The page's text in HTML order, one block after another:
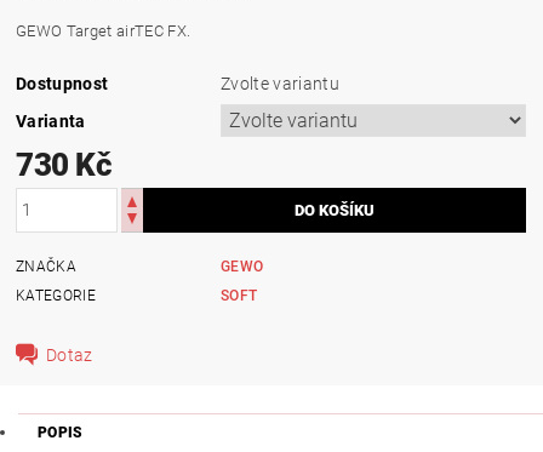
GEWO Target airTEC FX.
Dostupnost
Zvolte variantu
Varianta
730 Kč
ZNAČKA
GEWO
KATEGORIE
SOFT
Dotaz
POPIS